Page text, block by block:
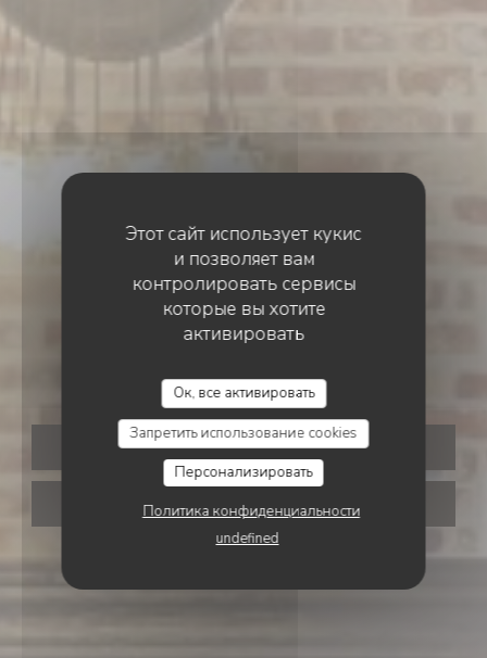
Этот сайт использует кукис
и позволяет вам
контролировать сервисы
которые вы хотите
активировать
Ок, все активировать
Запретить использование cookies
Персонализировать
Политика конфиденциальности
undefined
SAINT-POL-SUR-TERNOISE
La Saint-Poloise
ЗАБРОНИРОВАТЬ СТОЛИК
НАВЫНОС